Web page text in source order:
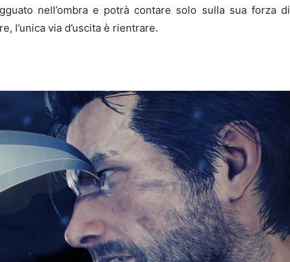
nell’ombra e potrà contare solo sulla sua forza di
l’unica via d’uscita è rientrare.